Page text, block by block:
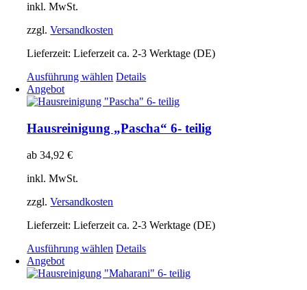
inkl. MwSt.
zzgl.Versandkosten
Lieferzeit:Lieferzeit ca. 2-3 Werktage (DE)
Ausführung wählen Dieses
weist
Varianten
auf.
gewählt
Details
Angebot
Hausreinigung „Pascha“ 6- teilig
ab34,92€
inkl. MwSt.
zzgl.Versandkosten
Lieferzeit:Lieferzeit ca. 2-3 Werktage (DE)
Ausführung wählen Dieses
weist
Details
Angebot